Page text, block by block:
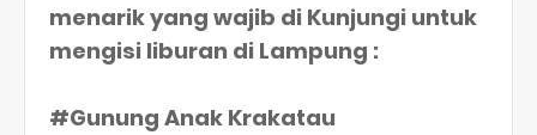
menarik yang wajib di Kunjungi untuk
mengisi liburan di Lampung :
#Gunung Anak Krakatau